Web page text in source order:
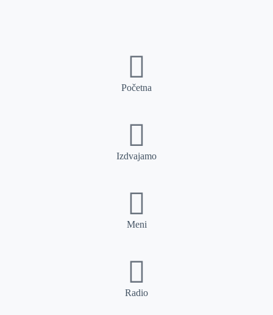
Početna
Izdvajamo
Meni
Radio